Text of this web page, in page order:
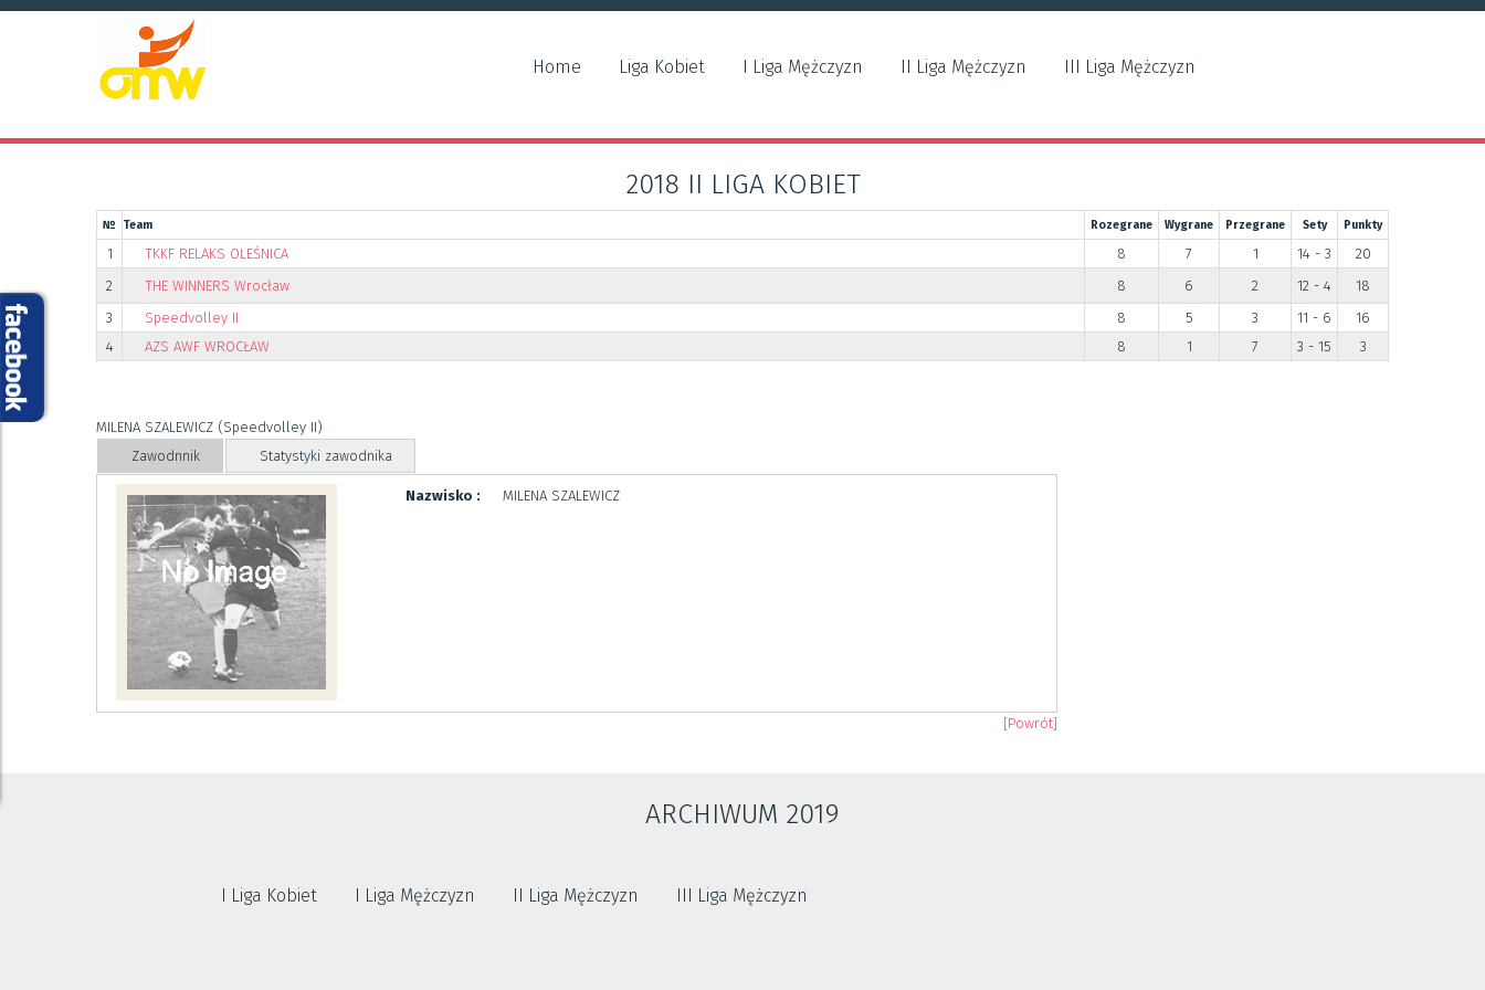
Home Liga Kobiet I Liga Mężczyzn II Liga Mężczyzn III Liga Mężczyzn
2018 II LIGA KOBIET
№ Team Rozegrane Wygrane Przegrane Sety Punkty
1 TKKF RELAKS OLEŚNICA 8 7 1 14 - 3
20
2
THE WINNERS Wrocław 8 6 2 12 - 4
18
3
Speedvolley II 8 5 3 11 - 6
16
4
AZS AWF WROCŁAW 8 1 7 3 - 15 3
MILENA SZALEWICZ (Speedvolley II)
Zawodnnik
Statystyki zawodnika
Nazwisko : MILENA SZALEWICZ
[Powrót]
ARCHIWUM 2019
I Liga Kobiet I Liga Mężczyzn II Liga Mężczyzn III Liga Mężczyzn